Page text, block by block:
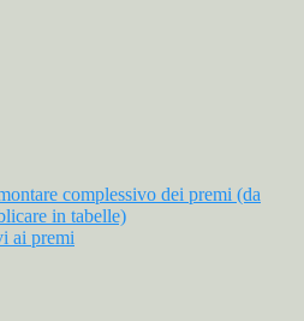
complessivo dei premi (da
in tabelle)
ai premi